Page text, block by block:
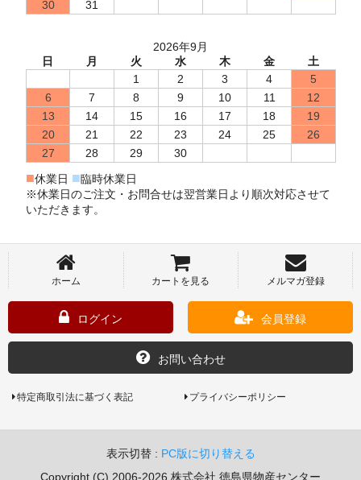
30
31
2026年9月
日
月 火 水 木 金
土
1
2 3 4
5
6
7 8 9 10 11
12
13
14 15 16 17 18
19
20
21 22 23 24 25
26
27
28 29 30
■休業日 ■臨時休業日
※休業日のご注文・お問合せは翌営業日より順次対応させて
いただきます。
ホーム カートを見る メルマガ登録
ログイン 会員登録
お問い合わせ
特定商取引法に基づく表記 プライバシーポリシー
表示切替 : PC版に切り替える
Copyright (C) 2006-2026 株式会社 徳島県物産センター